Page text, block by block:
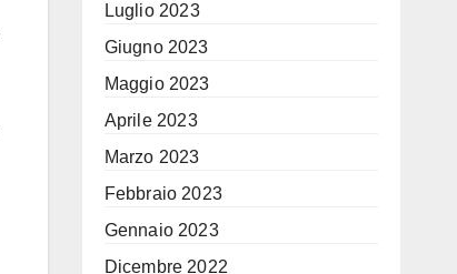
Luglio 2023
Giugno 2023
Maggio 2023
Aprile 2023
Marzo 2023
Febbraio 2023
Gennaio 2023
Dicembre 2022